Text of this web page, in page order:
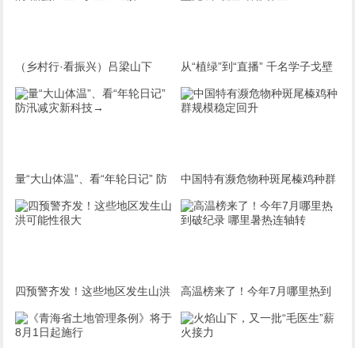
（乡村行·看振兴）吕梁山下
的“甜蜜产业”与“土豆经济”
从“植绿”到“直播” 千名学子戈壁
完成“最燃”暑假作业
量“大山体温”、看“年轮日记” 防
汛减灾新科技→
中国特有濒危物种斑尾榛鸡种群
规模稳定回升
四预警齐发！这些地区发生山洪
可能性很大
高温榜来了！今年7月哪里热到
破纪录 哪里暑热连轴转